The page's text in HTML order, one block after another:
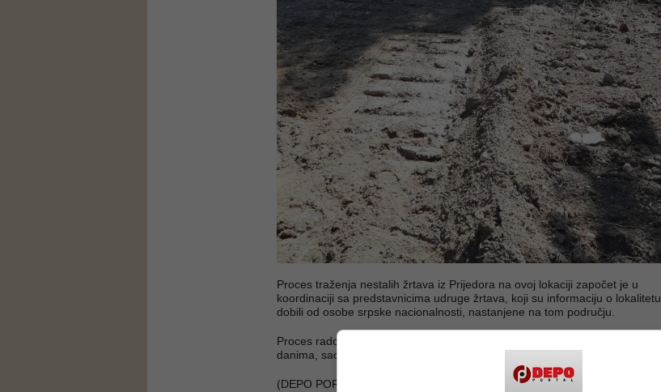
Proces traženja nestalih žrtava iz Prijedora na ovoj lokaciji započet je u
koordinaciji sa predstavnicima udruge žrtava, koji su informaciju o lokalitetu,
dobili od osobe srpske nacionalnosti, nastanjene na tom području.
Proces radova na pripremi i ekshumaciji nastavit će se i u narednim
danima, saopšteno je iz Tužiteljstva BiH.
(DEPO PORTAL/BLIN MAGAZIN/ad)